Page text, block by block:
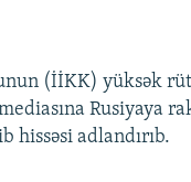
(İİKK) yüksək
Rusiyaya
hissəsi adlandırıb.